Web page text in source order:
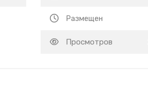
Размещен
Просмотров